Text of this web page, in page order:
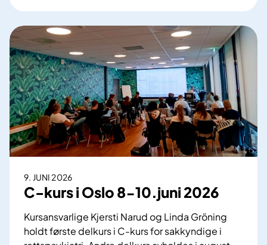
f
e
n
g
s
l
e
r
e
n
«
v
a
n
v
i
t
t
i
e
»
h
a
n
9. JUNI 2026
C-kurs i Oslo 8-10.juni 2026
Kursansvarlige Kjersti Narud og Linda Gröning
holdt første delkurs i C-kurs for sakkyndige i